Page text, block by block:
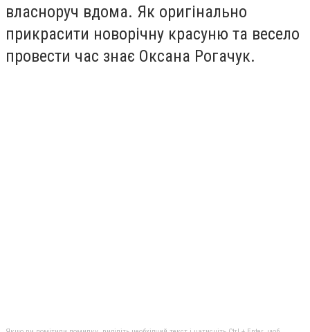
власноруч вдома. Як оригінально
прикрасити новорічну красуню та весело
провести час знає Оксана Рогачук.